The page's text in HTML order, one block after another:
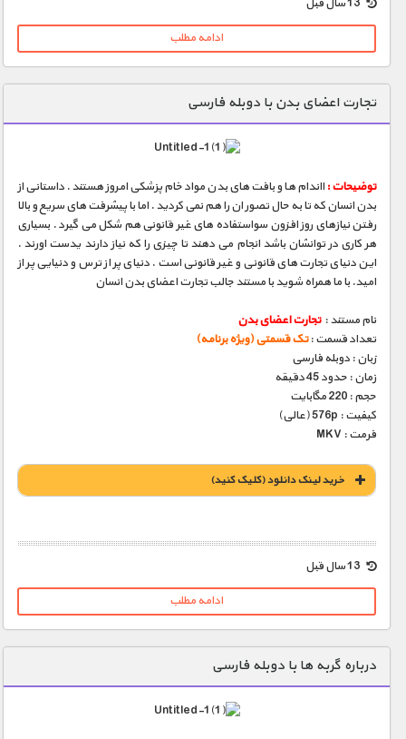
ادامه مطلب
تجارت اعضای بدن با دوبله فارسی
توضیحات : ااندام ها و بافت های بدن مواد خام پزشکی امروز هستند . داستانی از
بدن انسان که تا به حال تصور ان را هم نمی کردید . اما با پیشرفت های سریع و بالا
رفتن نیازهای روز افزون سواستفاده های غیر قانونی هم شکل می گیرد . بسیاری
هر کاری در توانشان باشد انجام می دهند تا چیزی را که نیاز دارند یدست اورند .
این دنیای تجارت های قانونی و غیر قانونی است . دنیای پر از ترس و دنیایی پر از
امید. با ما همراه شوید با مستند جالب تجارت اعضای بدن انسان
نام مستند : تجارت اعضای بدن
تعداد قسمت :تک قسمتی (ویژه برنامه)
زبان : دوبله فارسی
زمان : حدود 45 دقیقه
حجم : 220 مگابایت
کیفیت : 576p (عالی)
فرمت : MKV
خريد لينک دانلود (کليک کنيد)
1900 تومان – خريد لينک دانلود (افزودن به سبد خريد)
ادامه مطلب
درباره گربه ها با دوبله فارسی